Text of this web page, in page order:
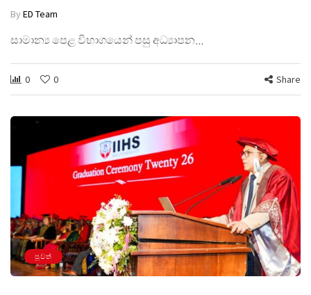
By ED Team
සාමාන්‍ය පෙළ විභාගයෙන් පසු අධ්‍යාපන…
0 0 Share
පුවත්